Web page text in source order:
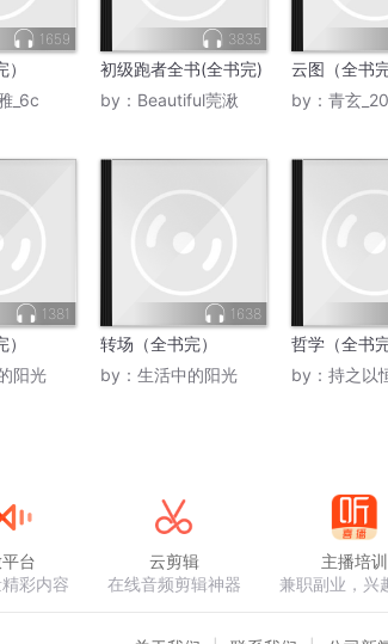
1659
_6c
3835
初级跑者全书(全书完)
by： Beautiful莞湫
云图（全书完
by： 青玄
1381
阳光
1638
转场（全书完）
by： 生活中的阳光
哲学（全书完
by： 持之以
台
彩内容
云剪辑
在线音频剪辑神器
主播培训
兼职副业，兴